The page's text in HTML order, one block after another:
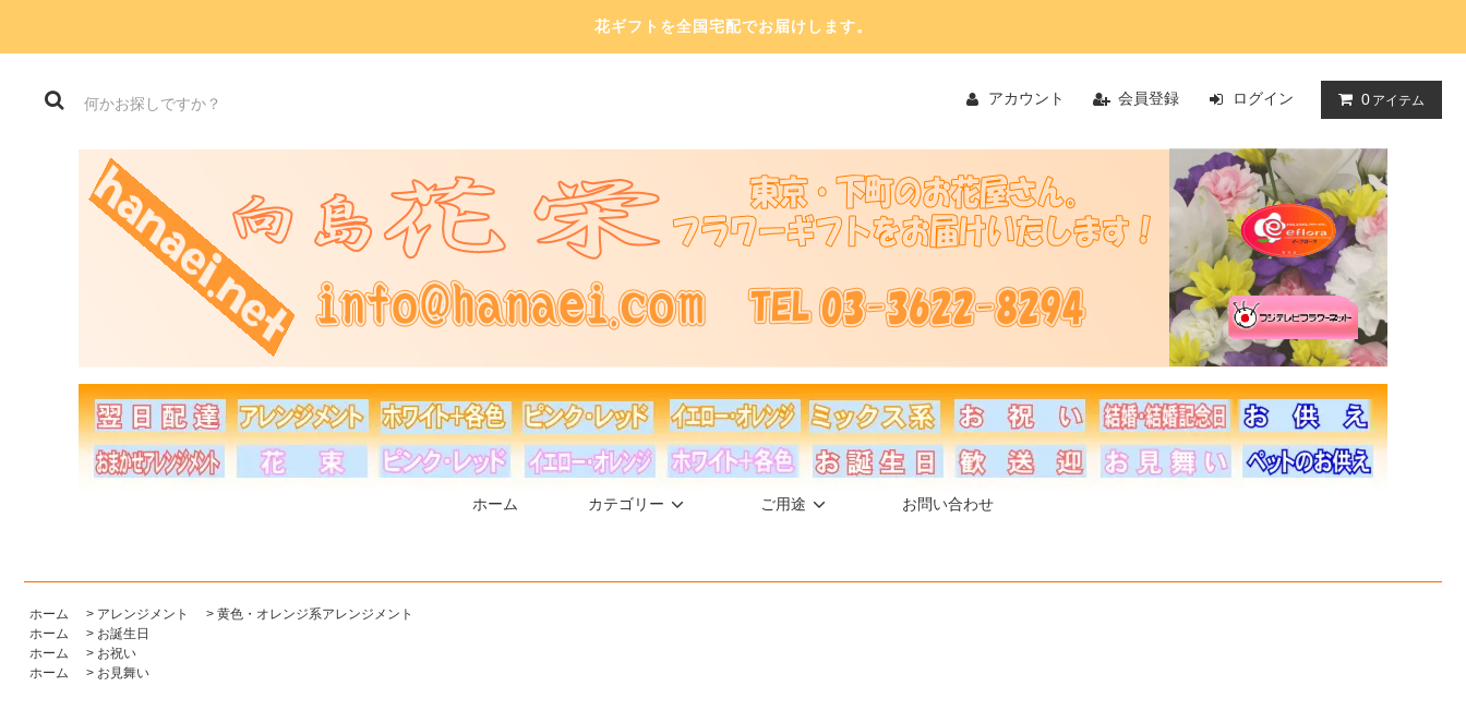
花ギフトを全国宅配でお届けします。
アカウント 会員登録 ログイン 0 アイテム
ホーム カテゴリー ご用途 お問い合わせ
ホーム > アレンジメント > 黄色・オレンジ系アレンジメント
ホーム
> お誕生日
ホーム
> お祝い
ホーム
> お見舞い